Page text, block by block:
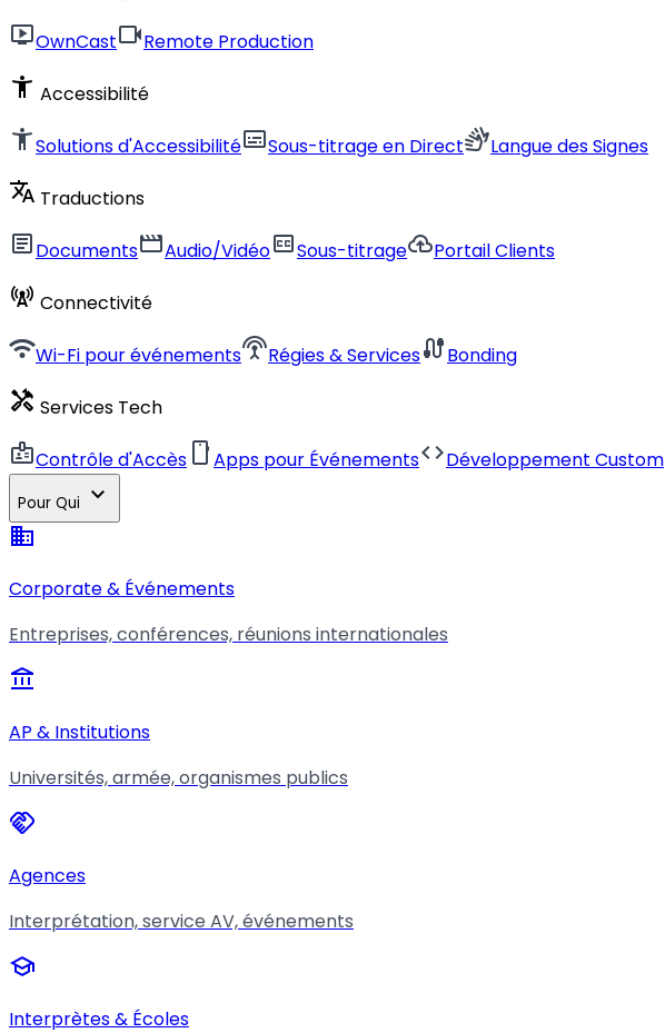
live_tvOwnCastvideocamRemote Production
accessibility_new Accessibilité
accessibility_newSolutions d'AccessibilitésubtitlesSous-titrage en Directsign_languageLangue des Signes
translate Traductions
articleDocumentsmovieAudio/Vidéoclosed_captionSous-titragecloud_uploadPortail Clients
cell_tower Connectivité
wifiWi-Fi pour événementssettings_input_antennaRégies & ServicescableBonding
handyman Services Tech
badgeContrôle d'Accès smartphoneApps pour ÉvénementscodeDéveloppement Custom
Pour Qui expand_more
business
Corporate & Événements
Entreprises, conférences, réunions internationales
account_balance
AP & Institutions
Universités, armée, organismes publics
handshake
Agences
Interprétation, service AV, événements
school
Interprètes & Écoles